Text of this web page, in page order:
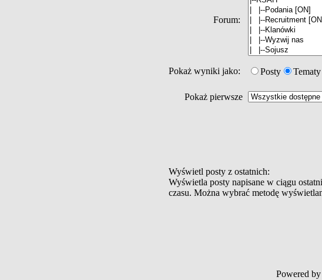
Forum:
Pokaż wyniki jako: Posty Tematy
Pokaż pierwsze
Wyświetl posty z ostatnich:
Wyświetla posty napisane w ciągu
czasu. Można wybrać metodę
Powered by